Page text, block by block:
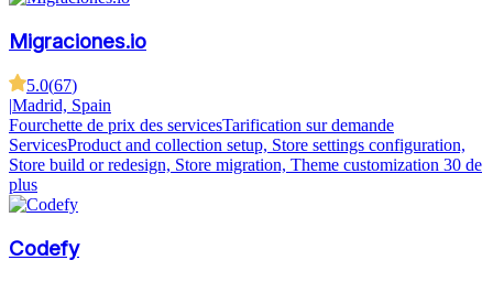
Migraciones.io
5.0(67)
|Madrid, Spain
Fourchette de prix des servicesTarification sur demande
ServicesProduct and collection setup, Store settings configuration,
Store build or redesign, Store migration, Theme customization 30 de
plus
Codefy